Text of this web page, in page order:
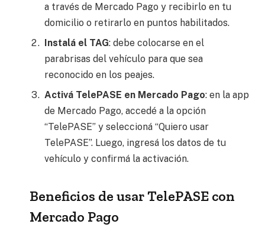
a través de Mercado Pago y recibirlo en tu
domicilio o retirarlo en puntos habilitados.
Instalá el TAG: debe colocarse en el
parabrisas del vehículo para que sea
reconocido en los peajes.
Activá TelePASE en Mercado Pago: en la app
de Mercado Pago, accedé a la opción
“TelePASE” y seleccioná “Quiero usar
TelePASE”. Luego, ingresá los datos de tu
vehículo y confirmá la activación.
Beneficios de usar TelePASE con
Mercado Pago